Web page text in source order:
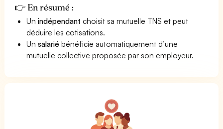
👉 En résumé :
Unindépendant choisit sa mutuelle TNS et peut
déduire les cotisations.
Unsalarié bénéficie automatiquement d’une
mutuelle collective proposée par son employeur.